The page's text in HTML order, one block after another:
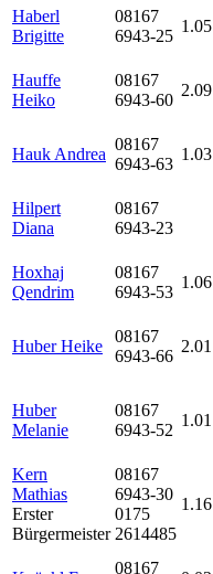
Haberl
Brigitte
08167
6943-25
1.05
Hauffe
Heiko
08167
6943-60
2.09
Hauk Andrea
08167
6943-63
1.03
Hilpert
Diana
08167
6943-23
Hoxhaj
Qendrim
08167
6943-53
1.06
Huber Heike
08167
6943-66
2.01
Huber
Melanie
08167
6943-52
1.01
Kern
Mathias
Erster
Bürgermeister
08167
6943-30
0175
2614485
1.16
08167